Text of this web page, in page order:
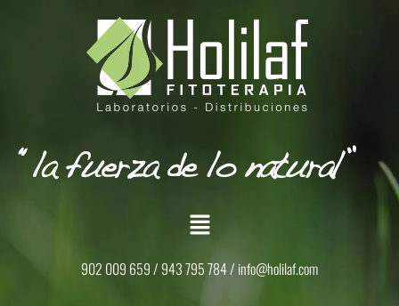
902 009 659 / 943 795 784 / info@holilaf.com